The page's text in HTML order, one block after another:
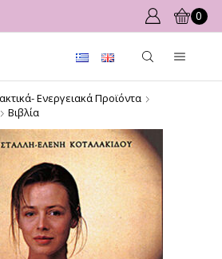
0
Ενεργειακά Προϊόντα
Βιβλία